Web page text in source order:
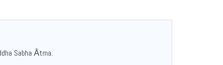
Sabha Ātma.